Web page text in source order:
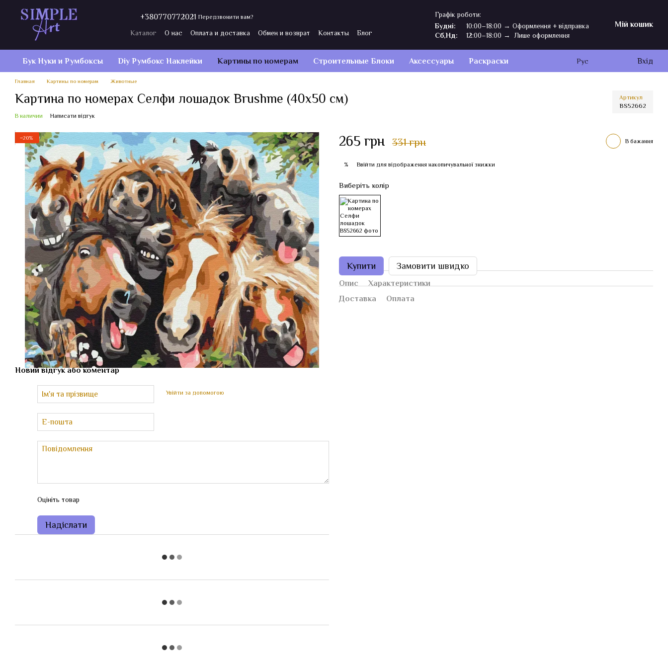
Перейти к основному контенту
+380770772021 Передзвонити вам?
Каталог О нас Оплата и доставка Обмен и возврат Контакты
Блог
Графік роботи:
Будні:
10:00–18:00 → Оформлення + відправка
Сб,Нд:
12:00–18:00 → Лише оформлення
Мій кошик
Бук Нуки и Румбокcы Diy Румбокс Наклейки Картины по номерам Строительные Блоки Аксессуары Раскраски Рус Вхід
Главная Картины по номерам Животные
Картина по номерах Селфи лошадок Brushme (40x50 см) Артикул
BS52662
В наличии Написати відгук
−20%
Новий відгук або коментар
Увійти за допомогою
Оцініть товар
Надіслати
265 грн 331 грн В бажання
% Ввійти для відображення накопичувальної знижки
Виберіть колір
Купити Замовити швидко
Опис
Характеристики
Доставка
Оплата